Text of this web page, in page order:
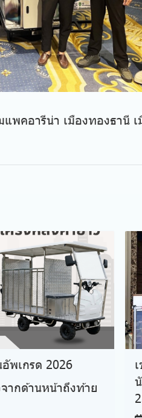
พคอารีน่า เมืองทองธานี
พเกรด 2026
ากด้านหน้าถึงท้าย